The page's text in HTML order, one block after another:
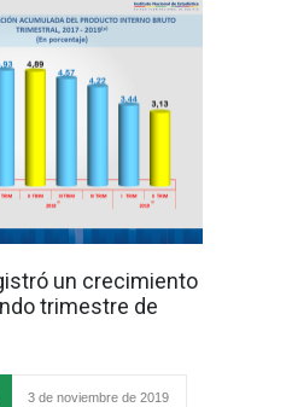
un crecimiento
trimestre de
3 de noviembre de 2019